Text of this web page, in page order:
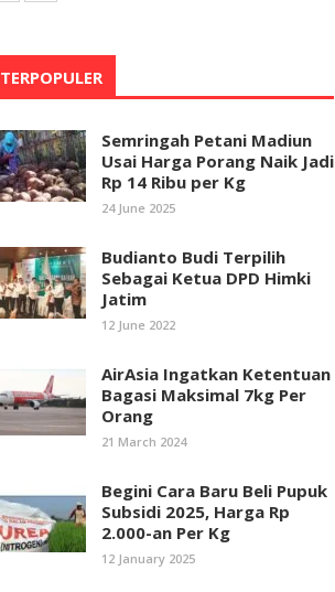
TERPOPULER
Semringah Petani Madiun
Usai Harga Porang Naik Jadi
Rp 14 Ribu per Kg
24 June 2025
Budianto Budi Terpilih
Sebagai Ketua DPD Himki
Jatim
12 June 2022
AirAsia Ingatkan Ketentuan
Bagasi Maksimal 7kg Per
Orang
21 March 2024
Begini Cara Baru Beli Pupuk
Subsidi 2025, Harga Rp
2.000-an Per Kg
12 January 2025